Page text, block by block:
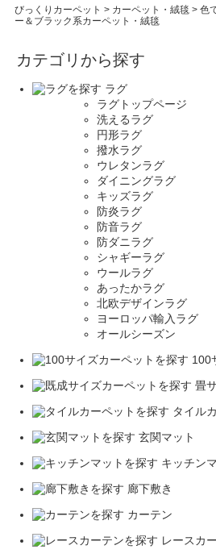
びっくりカーペット > カーペット・絨毯 > 色
ー＆ブラック系カーペット・絨毯
カテゴリから探す
ラグ
ラグトップページ
洗えるラグ
円形ラグ
撥水ラグ
ウレタンラグ
ダイニングラグ
キッズラグ
防炎ラグ
防音ラグ
防ダニラグ
シャギーラグ
ウールラグ
あったかラグ
北欧デザインラグ
ヨーロッパ輸入ラグ
オールシーズン
100
畳
タイル
玄関マット
キッチン
廊下敷き
カーテン
レースカ